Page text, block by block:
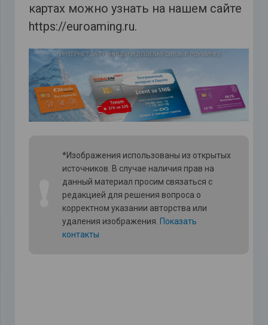
картах можно узнать на нашем сайте
https://euroaming.ru.
*Изображения использованы из открытых
источников. В случае наличия прав на
данный материал просим связаться с
редакцией для решения вопроса о
корректном указании авторства или
удаления изображения. Показать
контакты